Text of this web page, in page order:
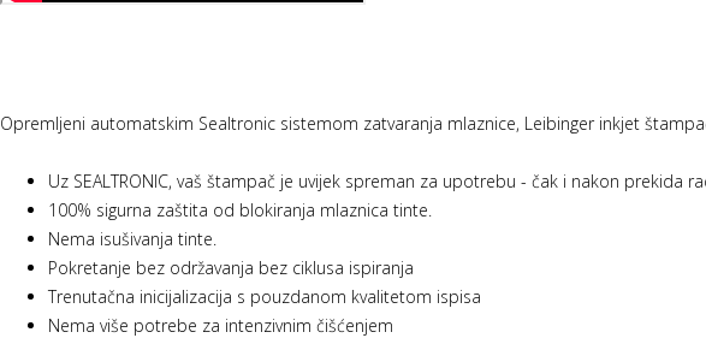
Opremljeni automatskim Sealtronic sistemom zatvaranja mlaznice, Leibinger inkjet
Uz SEALTRONIC, vaš štampač je uvijek spreman za upotrebu - čak i nakon prekida
100% sigurna zaštita od blokiranja mlaznica tinte.
Nema isušivanja tinte.
Pokretanje bez održavanja bez ciklusa ispiranja
Trenutačna inicijalizacija s pouzdanom kvalitetom ispisa
Nema više potrebe za intenzivnim čišćenjem